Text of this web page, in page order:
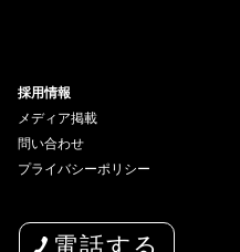
採用情報
メディア掲載
問い合わせ
プライバシーポリシー